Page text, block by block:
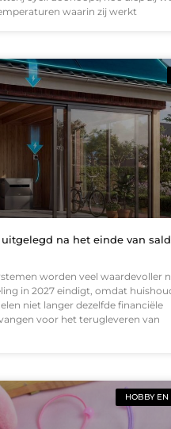
waarin zij werkt
na het einde van
worden veel waardevoller
in 2027 eindigt, omdat
niet langer dezelfde financiële
voor het terugleveren van
HOBBY EN